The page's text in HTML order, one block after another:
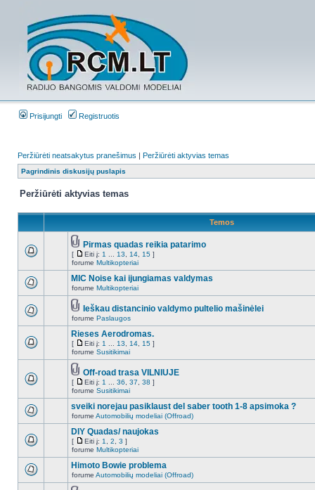
Prisijungti Registruotis
Peržiūrėti neatsakytus pranešimus | Peržiūrėti aktyvias temas
Pagrindinis diskusijų puslapis
Peržiūrėti aktyvias temas
Temos
Pirmas quadas reikia patarimo
[ Eiti į: 1 13 14 15 ]
forume Multikopteriai
MIC Noise kai ijungiamas valdymas
forume Multikopteriai
Ieškau distancinio valdymo pultelio mašinėlei
forume Paslaugos
Rieses Aerodromas.
[ Eiti į: 1 13 14 15 ]
forume Susitikimai
Off-road trasa VILNIUJE
[ Eiti į: 1 36 37 38 ]
forume Susitikimai
sveiki norejau pasiklaust del saber tooth 1-8 apsimoka ?
forume Automobilių modeliai (Offroad)
DIY Quadas/ naujokas
[ Eiti į: 1 2 3 ]
forume Multikopteriai
Himoto Bowie problema
forume Automobilių modeliai (Offroad)